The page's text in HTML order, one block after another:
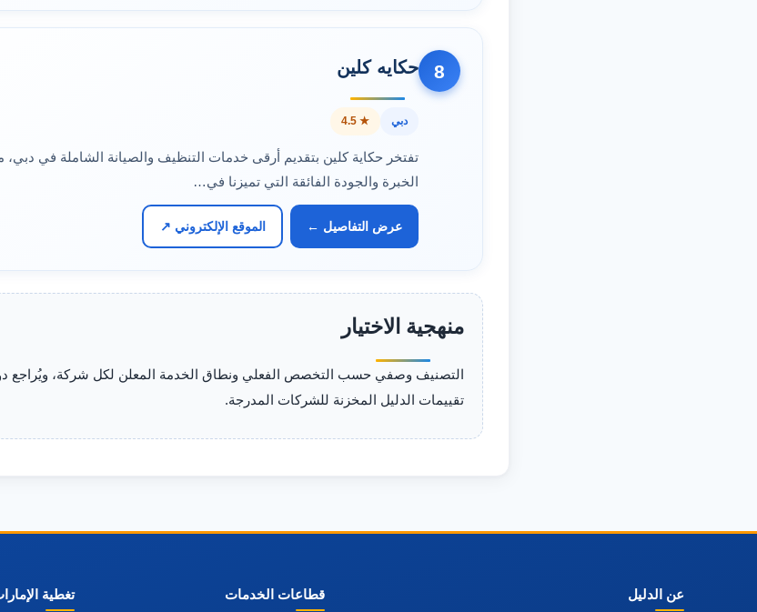
8 حكايه كلين
دبي ★ 4.5
تفتخر حكاية كلين بتقديم أرقى خدمات التنظيف والصيانة الشاملة في
الخبرة والجودة الفائقة التي تميزنا في…
عرض التفاصيل ← الموقع الإلكتروني ↗
منهجية الاختيار
التصنيف وصفي حسب التخصص الفعلي ونطاق الخدمة المعلن لكل شركة، ويُراجع
تقييمات الدليل المخزنة للشركات المدرجة.
عن الدليل قطاعات الخدمات تغطية